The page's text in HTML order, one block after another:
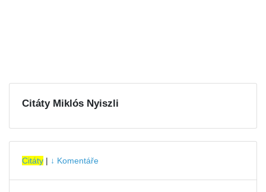
Citáty Miklós Nyiszli
Citáty | ↓ Komentáře